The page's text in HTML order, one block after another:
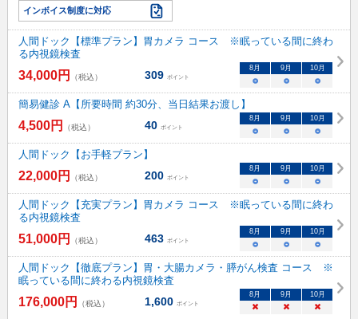
インボイス制度に対応
人間ドック【標準プラン】胃カメラ コース ※眠っている間に終わ
る内視鏡検査
34,000円 （税込） 309 ポイント
8月 9月 10月
○ ○ ○
簡易健診 A【所要時間 約30分、当日結果お渡し】
4,500円 （税込） 40 ポイント
8月 9月 10月
○ ○ ○
人間ドック【お手軽プラン】
22,000円 （税込） 200 ポイント
8月 9月 10月
○ ○ ○
人間ドック【充実プラン】胃カメラ コース ※眠っている間に終わ
る内視鏡検査
51,000円 （税込） 463 ポイント
8月 9月 10月
○ ○ ○
人間ドック【徹底プラン】胃・大腸カメラ・膵がん検査 コース ※
眠っている間に終わる内視鏡検査
176,000円 （税込） 1,600 ポイント
8月 9月 10月
× × ×